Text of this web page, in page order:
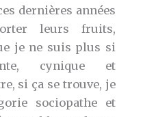
dernières années
leurs fruits,
je ne suis plus si
cynique et
si ça se trouve, je
sociopathe et